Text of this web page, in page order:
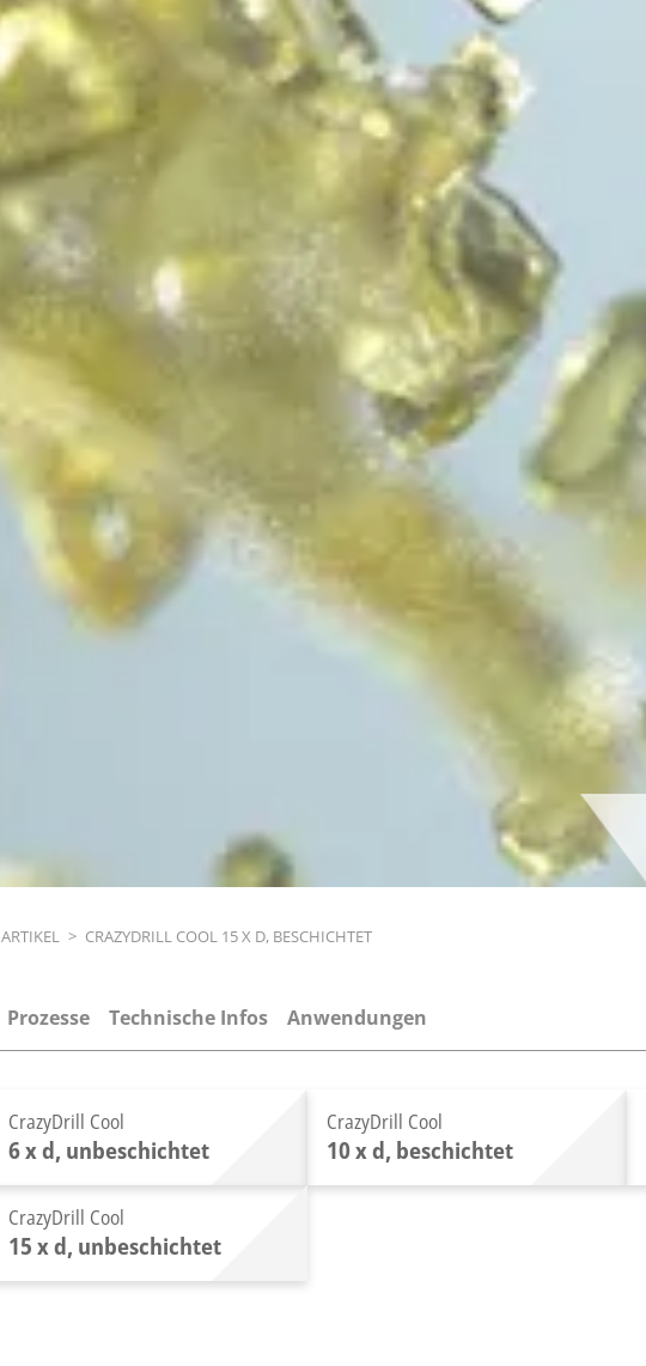
ARTIKEL > CRAZYDRILL COOL 15 X D, BESCHICHTET
Prozesse Technische Infos Anwendungen
CrazyDrill Cool
6 x d, unbeschichtet
CrazyDrill Cool
10 x d, beschichtet
CrazyDrill Cool
15 x d, unbeschichtet